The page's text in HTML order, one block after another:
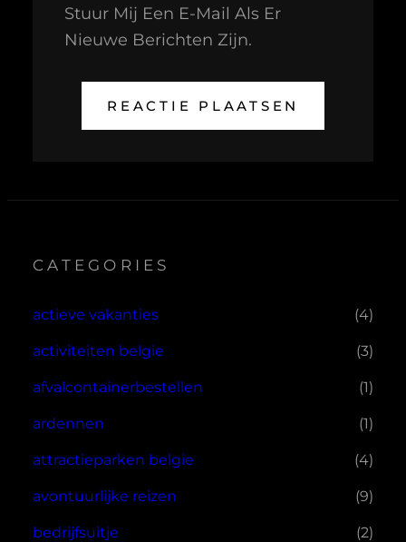
Stuur Mij Een E-Mail Als Er
Nieuwe Berichten Zijn.
CATEGORIES
actieve vakanties (4)
activiteiten belgie (3)
afvalcontainerbestellen (1)
ardennen (1)
attractieparken belgie (4)
avontuurlijke reizen (9)
bedrijfsuitje (2)